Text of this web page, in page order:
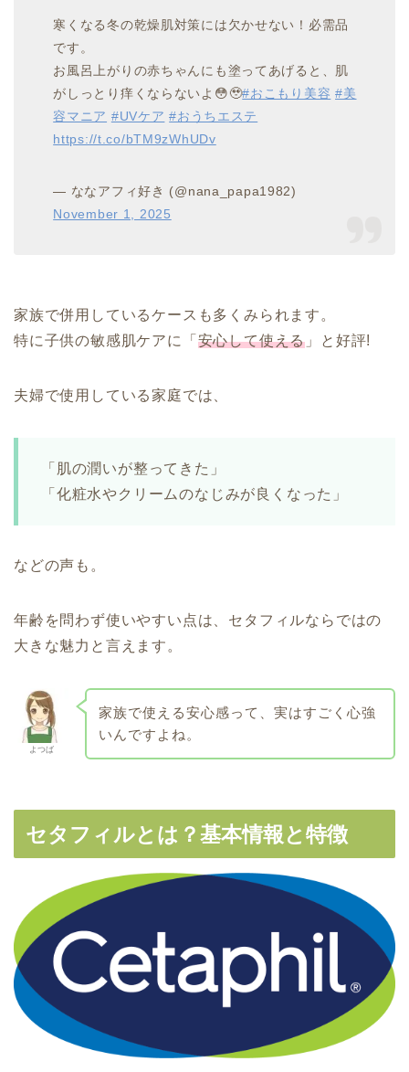
寒くなる冬の乾燥肌対策には欠かせない！必需品
です。
お風呂上がりの赤ちゃんにも塗ってあげると、肌
がしっとり痒くならないよ😳🥹#おこもり美容 #美
容マニア #UVケア #おうちエステ
https://t.co/bTM9zWhUDv
— ななアフィ好き (@nana_papa1982)
November 1, 2025
家族で併用しているケースも多くみられます。
特に子供の敏感肌ケアに「 安心して使える 」と好評!
夫婦で使用している家庭では、
「肌の潤いが整ってきた」
「化粧水やクリームのなじみが良くなった」
などの声も。
年齢を問わず使いやすい点は、セタフィルならではの
大きな魅力と言えます。
よつば
家族で使える安心感って、実はすごく心強
いんですよね。
セタフィルとは？基本情報と特徴